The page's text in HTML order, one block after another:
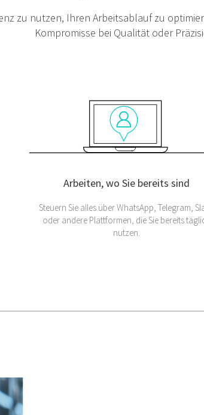
zu nutzen, Ihren Arbeitsablauf zu
Kompromisse bei Qualität oder
Arbeiten, wo Sie bereits sind
Steuern Sie alles über WhatsApp, Telegram,
oder andere Plattformen, die Sie bereits
nutzen.